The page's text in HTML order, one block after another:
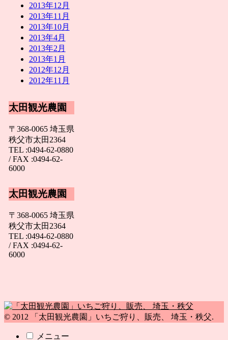
2013年12月
2013年11月
2013年10月
2013年4月
2013年2月
2013年1月
2012年12月
2012年11月
太田観光農園
〒368-0065 埼玉県
秩父市太田2364
TEL :0494-62-0880
/ FAX :0494-62-
6000
太田観光農園
〒368-0065 埼玉県
秩父市太田2364
TEL :0494-62-0880
/ FAX :0494-62-
6000
© 2012 「太田観光農園」いちご狩り、販売、 埼玉・秩父.
メニュー